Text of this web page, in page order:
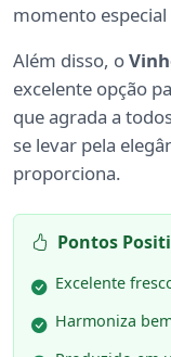
momento especial
Além disso, o
excelente opção
que agrada a
se levar pela
proporciona.
Pontos
Excelente
Harmoniza